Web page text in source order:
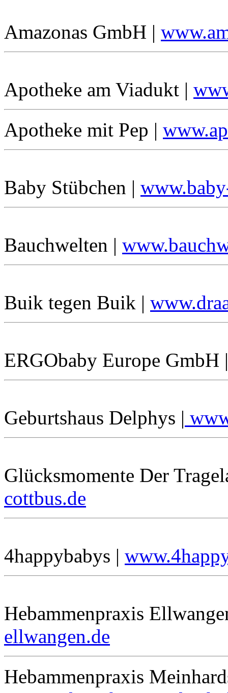
Amazonas GmbH |
Apotheke am Viadukt |
Apotheke mit Pep |
Baby Stübchen |
Bauchwelten |
Buik tegen Buik |
ERGObaby Europe GmbH
Geburtshaus Delphys |
Glücksmomente Der
cottbus.de
4happybabys |
Hebammenpraxis
ellwangen.de
Hebammenpraxis